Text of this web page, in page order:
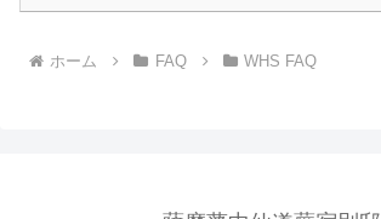
ホーム FAQ WHS FAQ